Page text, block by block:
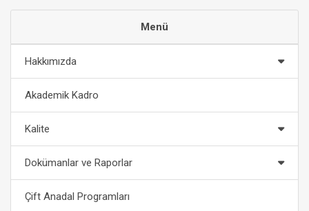
Menü
Hakkımızda
Akademik Kadro
Kalite
Dokümanlar ve Raporlar
Çift Anadal Programları